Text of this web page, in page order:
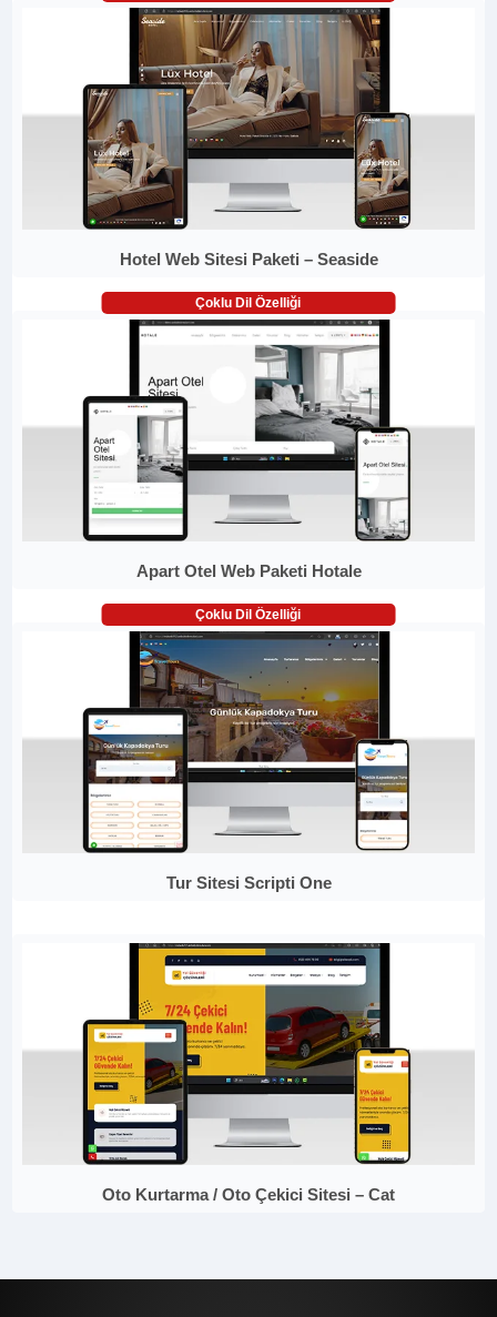
Hotel Web Sitesi Paketi – Seaside
Çoklu Dil Özelliği
Apart Otel Web Paketi Hotale
Çoklu Dil Özelliği
Tur Sitesi Scripti One
Oto Kurtarma / Oto Çekici Sitesi – Cat